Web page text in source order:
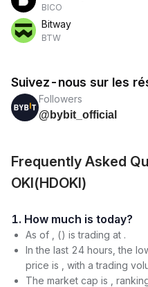
BICO
Bitway
BTW
Suivez-nous sur les
Followers
@bybit_official
Frequently Asked
OKI(HDOKI)
1. How much is today?
As of , () is trading at .
In the last 24 hours, the
price is , with a trading
The market cap is ,